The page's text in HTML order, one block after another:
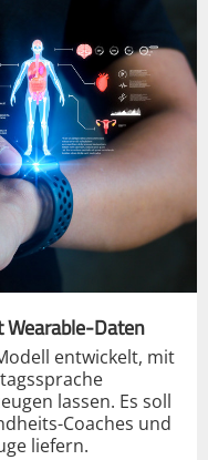
Daten
entwickelt, mit
lassen. Es soll
Coaches und
liefern.